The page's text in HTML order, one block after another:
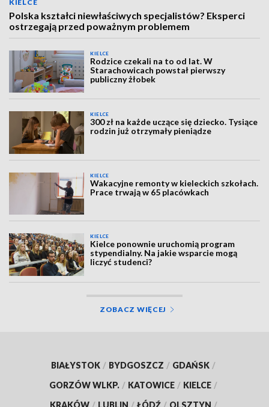
KIELCE
Polska kształci niewłaściwych specjalistów? Eksperci
ostrzegają przed poważnym problemem
KIELCE
Rodzice czekali na to od lat. W
Starachowicach powstał pierwszy
publiczny żłobek
KIELCE
300 zł na każde uczące się dziecko. Tysiące
rodzin już otrzymały pieniądze
KIELCE
Wakacyjne remonty w kieleckich szkołach.
Prace trwają w 65 placówkach
KIELCE
Kielce ponownie uruchomią program
stypendialny. Na jakie wsparcie mogą
liczyć studenci?
ZOBACZ WIĘCEJ
BIAŁYSTOK / BYDGOSZCZ / GDAŃSK /
GORZÓW WLKP. / KATOWICE / KIELCE /
KRAKÓW / LUBLIN / ŁÓDŹ / OLSZTYN /